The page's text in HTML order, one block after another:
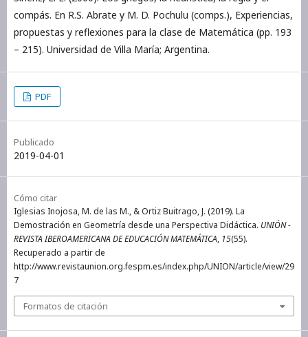
compás. En R.S. Abrate y M. D. Pochulu (comps.), Experiencias,
propuestas y reflexiones para la clase de Matemática (pp. 193
– 215). Universidad de Villa María; Argentina.
PDF
Publicado
2019-04-01
Cómo citar
Iglesias Inojosa, M. de las M., & Ortiz Buitrago, J. (2019). La
Demostración en Geometría desde una Perspectiva Didáctica. UNIÓN -
REVISTA IBEROAMERICANA DE EDUCACIÓN MATEMÁTICA, 15(55).
Recuperado a partir de
http://www.revistaunion.org.fespm.es/index.php/UNION/article/view/29
7
Formatos de citación